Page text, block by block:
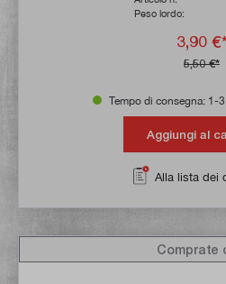
Peso lordo:
3,90
5,50 €*
Tempo di consegna: 1-
Aggiungi al
Alla lista dei
Comprate